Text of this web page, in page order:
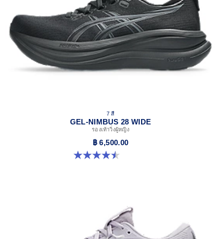
7 สี
GEL-NIMBUS 28 WIDE
รองเท้าวิ่งผู้หญิง
฿ 6,500.00
4.5 จาก 5 ดาว 14 รีวิว